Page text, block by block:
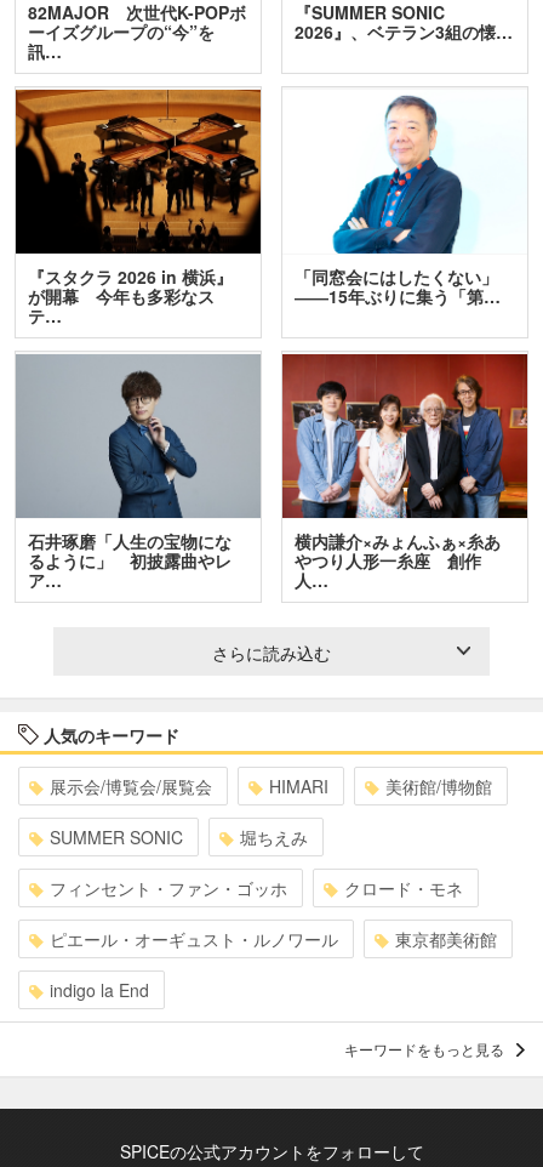
82MAJOR 次世代K-POPボ
ーイズグループの“今”を
訊…
『SUMMER SONIC
2026』、ベテラン3組の懐…
『スタクラ 2026 in 横浜』
が開幕 今年も多彩なス
テ…
「同窓会にはしたくない」
――15年ぶりに集う「第…
石井琢磨「人生の宝物にな
るように」 初披露曲やレ
ア…
横内謙介×みょんふぁ×糸あ
やつり人形一糸座 創作
人…
さらに読み込む
人気のキーワード
展示会/博覧会/展覧会 HIMARI 美術館/博物館
SUMMER SONIC 堀ちえみ
フィンセント・ファン・ゴッホ クロード・モネ
ピエール・オーギュスト・ルノワール 東京都美術館
indigo la End
キーワードをもっと見る
SPICEの公式アカウントをフォローして